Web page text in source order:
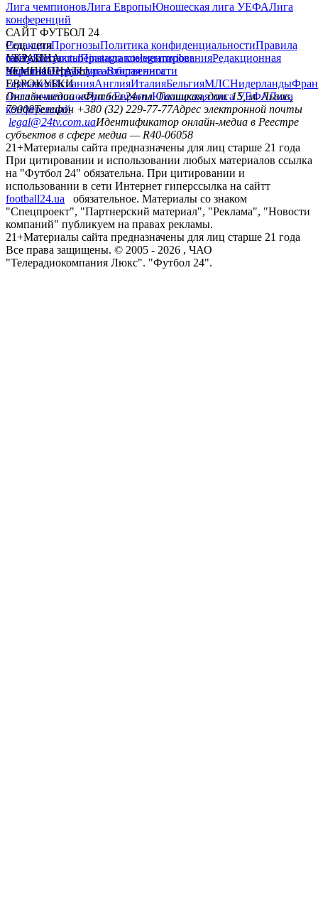
Лига чемпионовЛига ЕвропыЮношеская лига УЕФАЛига
конференций
САЙТ ФУТБОЛ 24
РедакцияПрогнозыПолитика конфиденциальностиПравила
сайтуКонтактыПравила комментированияРедакционная
политикаСтруктура собственности
Соц. сети
facebookxyoutubeinstagramtelegramviber
УКРАИНА
УкраинаПервая лигаВторая лига
ЧЕМПИОНАТЫ
ГерманияИспанияАнглияИталияБельгияМЛСНидерланды
ЕВРОКУБКИ
Лига чемпионовЛига ЕвропыЮношеская лига УЕФАЛига
конференций
Онлайн-медиа «Футбол 24»пл. Галицкая, дом. 15, м. Львов,
79008Телефон +380 (32) 229-77-77Адрес электронной почты
legal@24tv.com.uaИдентификатор онлайн-медиа в Реестре
субъектов в сфере медиа — R40-06058
21+Материалы сайта предназначены для лиц старше 21 года
При цитировании и использовании любых материалов ссылка
на "Футбол 24" обязательна. При цитировании и
использовании в сети Интернет гиперссылка на сайтт
football24.ua
обязательное. Материалы со знаком
"Спецпроект", "Партнерский материал", "Реклама", "Новости
компаний" публикуем на правах рекламы.
21+Материалы сайта предназначены для лиц старше 21 года
Все права защищены. © 2005 - 2026 , ЧАО
"Телерадиокомпания Люкс". "Футбол 24".